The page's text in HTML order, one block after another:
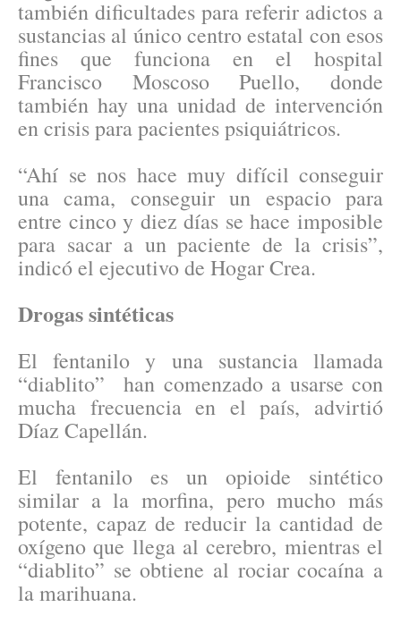
también dificultades para referir adictos a
sustancias al único centro estatal con esos
fines que funciona en el hospital
Francisco Moscoso Puello, donde
también hay una unidad de intervención
en crisis para pacientes psiquiátricos.
“Ahí se nos hace muy difícil conseguir
una cama, conseguir un espacio para
entre cinco y diez días se hace imposible
para sacar a un paciente de la crisis”,
indicó el ejecutivo de Hogar Crea.
Drogas sintéticas
El fentanilo y una sustancia llamada
“diablito” han comenzado a usarse con
mucha frecuencia en el país, advirtió
Díaz Capellán.
El fentanilo es un opioide sintético
similar a la morfina, pero mucho más
potente, capaz de reducir la cantidad de
oxígeno que llega al cerebro, mientras el
“diablito” se obtiene al rociar cocaína a
la marihuana.